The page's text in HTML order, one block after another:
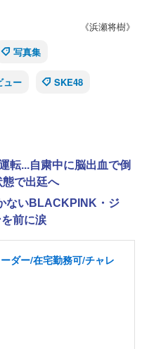
《浜瀬将樹》
写真集
ュー SKE48
転...自粛中に脳出血で倒
で出廷へ
ないBLACKPINK・ジ
前に涙
ダー/在宅勤務可/チャレ